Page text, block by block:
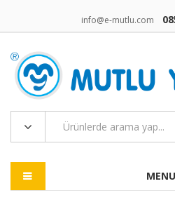
info@e-mutlu.com
MENU